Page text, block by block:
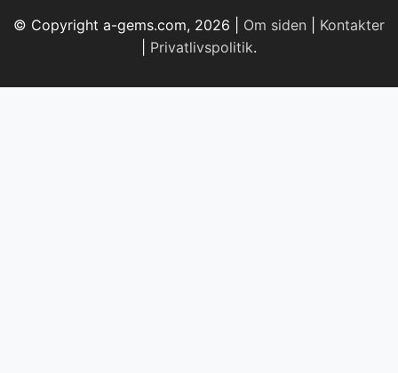
© Copyright a-gems.com, 2026 | Om siden
Kontakter
Privatlivspolitik.